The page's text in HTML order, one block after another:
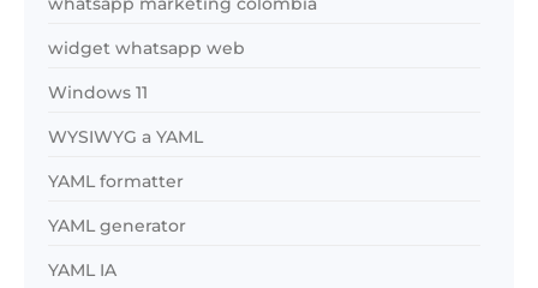
widget whatsapp web
Windows 11
WYSIWYG a YAML
YAML formatter
YAML generator
YAML IA